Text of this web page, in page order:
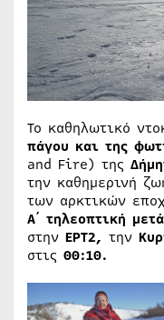
Το καθηλωτικό
πάγου και της
and Fire) της
την καθημερινή
των αρκτικών
Α΄ τηλεοπτική
στην ΕΡΤ2, την
στις 00:10.